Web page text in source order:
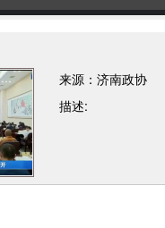
来源：济南政协
描述: